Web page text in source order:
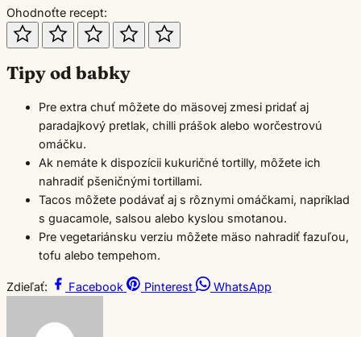
Ohodnoťte recept:
Tipy od babky
Pre extra chuť môžete do mäsovej zmesi pridať aj
paradajkový pretlak, chilli prášok alebo worčestrovú
omáčku.
Ak nemáte k dispozícii kukuričné tortilly, môžete ich
nahradiť pšeničnými tortillami.
Tacos môžete podávať aj s rôznymi omáčkami, napríklad
s guacamole, salsou alebo kyslou smotanou.
Pre vegetariánsku verziu môžete mäso nahradiť fazuľou,
tofu alebo tempehom.
Zdieľať: Facebook Pinterest WhatsApp